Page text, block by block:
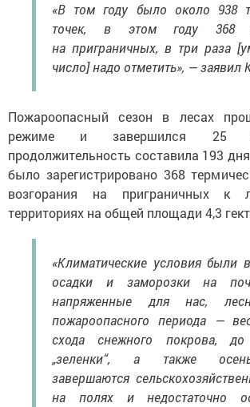
«В том году было около 938
точек, в этом году 368
на приграничных, в три раза
число] надо отметить», — заявил
Пожароопасный сезон в лесах
режиме и завершился 25
продолжительность составила 193
было зарегистрировано 368
возгорания на приграничных к
территориях на общей площади 4,3
«Климатические условия
осадки и заморозки на
напряженные для нас,
пожароопасного периода —
схода снежного покрова, до
„зеленки“, а также
завершаются
на полях и недостаточно